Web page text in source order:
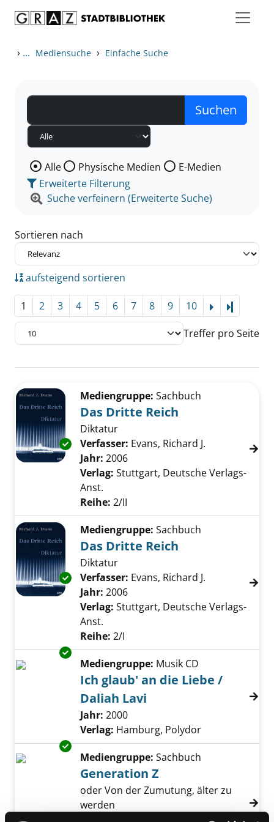
› ... Mediensuche › Einfache Suche
Wählen Sie die Medienart nach der Sie suchen wollen.
Alle Physische Medien
E-Medien
Erweiterte Filterung
Suche verfeinern (Erweiterte Suche)
Sortieren nach
aufsteigend sortieren
1 2 3 4 5 6 7 8 9 10
Treffer pro Seite
Zu den Suchfiltern springen
Exemplar-Details von Das Dritte Reich
Mediengruppe: Sachbuch
Das Dritte Reich
Diktatur
Verfasser: Evans, Richard J. Suche nach
Jahr: 2006
Verlag: Stuttgart, Deutsche Verlags-
Anst.
Reihe: 2/II
Exemplar-Details von Das Dritte Reich
Mediengruppe: Sachbuch
Das Dritte Reich
Diktatur
Verfasser: Evans, Richard J. Suche nach
Jahr: 2006
Verlag: Stuttgart, Deutsche Verlags-
Anst.
Reihe: 2/I
Exemplar-Details von Ich glaub' an die Liebe
Mediengruppe: Musik CD
Ich glaub' an die Liebe /
Daliah Lavi
Suche nach diesem Verfasser
Jahr: 2000
Verlag: Hamburg, Polydor
Exemplar-Details von Generation Z anzeigen
Mediengruppe: Sachbuch
Generation Z
oder Von der Zumutung, älter zu
werden